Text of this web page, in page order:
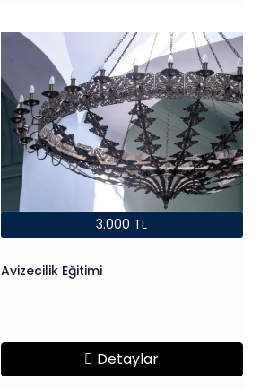
3.000 TL
Avizecilik Eğitimi
Detaylar